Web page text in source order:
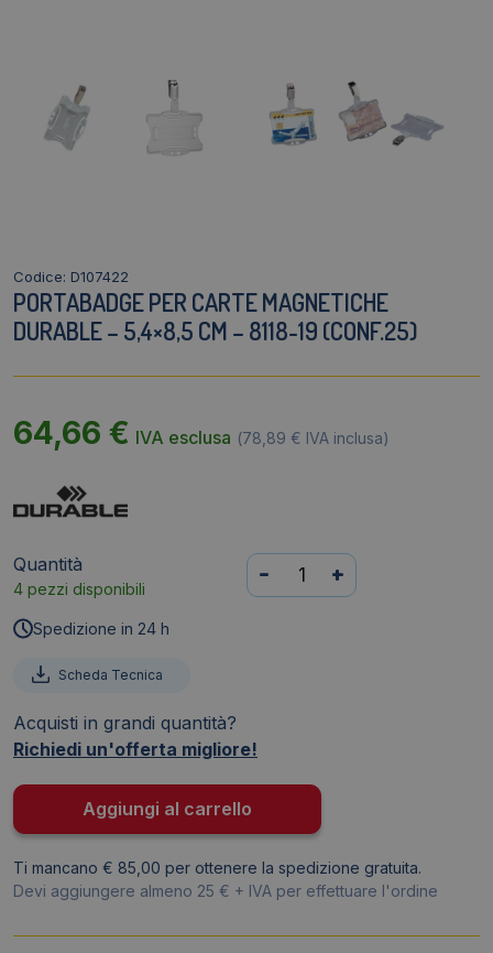
Codice: D107422
PORTABADGE PER CARTE MAGNETICHE
DURABLE – 5,4×8,5 CM – 8118-19 (CONF.25)
64,66 € IVA esclusa (78,89 € IVA inclusa)
Quantità
4 pezzi disponibili
Portabadge
per
cm
8118-
19
(conf.25)
quantità
- +
Spedizione in 24 h
Scheda Tecnica
Acquisti in grandi quantità?
Richiedi un'offerta migliore!
Aggiungi al carrello
Ti mancano € 85,00 per ottenere la spedizione gratuita.
Devi aggiungere almeno 25 € + IVA per effettuare l'ordine